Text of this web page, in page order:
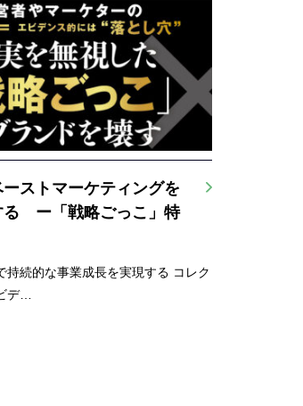
ストマーケティングを
る ー「戦略ごっこ」特
持続的な事業成長を実現する コレク
デ…